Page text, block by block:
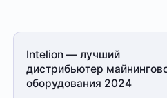
Intelion — лучший
дистрибьютер
оборудования 2024